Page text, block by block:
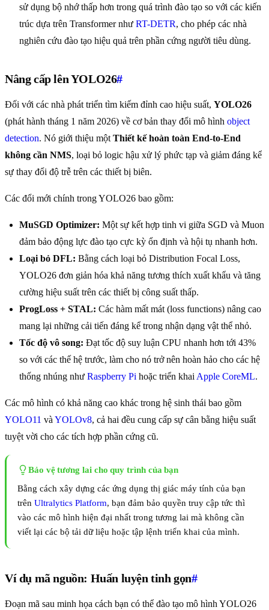
sử dụng bộ nhớ thấp hơn trong quá trình đào tạo so với các kiến
trúc dựa trên Transformer như RT-DETR, cho phép các nhà
nghiên cứu đào tạo hiệu quả trên phần cứng người tiêu dùng.
Nâng cấp lên YOLO26#
Đối với các nhà phát triển tìm kiếm đỉnh cao hiệu suất, YOLO26
(phát hành tháng 1 năm 2026) về cơ bản thay đổi mô hình object
detection. Nó giới thiệu một Thiết kế hoàn toàn End-to-End
không cần NMS, loại bỏ logic hậu xử lý phức tạp và giảm đáng kể
sự thay đổi độ trễ trên các thiết bị biên.
Các đổi mới chính trong YOLO26 bao gồm:
MuSGD Optimizer: Một sự kết hợp tinh vi giữa SGD và Muon
đảm bảo động lực đào tạo cực kỳ ổn định và hội tụ nhanh hơn.
Loại bỏ DFL: Bằng cách loại bỏ Distribution Focal Loss,
YOLO26 đơn giản hóa khả năng tương thích xuất khẩu và tăng
cường hiệu suất trên các thiết bị công suất thấp.
ProgLoss + STAL: Các hàm mất mát (loss functions) nâng cao
mang lại những cải tiến đáng kể trong nhận dạng vật thể nhỏ.
Tốc độ vô song: Đạt tốc độ suy luận CPU nhanh hơn tới 43%
so với các thế hệ trước, làm cho nó trở nên hoàn hảo cho các hệ
thống nhúng như Raspberry Pi hoặc triển khai Apple CoreML.
Các mô hình có khả năng cao khác trong hệ sinh thái bao gồm
YOLO11 và YOLOv8, cả hai đều cung cấp sự cân bằng hiệu suất
tuyệt vời cho các tích hợp phần cứng cũ.
Bảo vệ tương lai cho quy trình của bạn
Bằng cách xây dựng các ứng dụng thị giác máy tính của bạn
trên Ultralytics Platform, bạn đảm bảo quyền truy cập tức thì
vào các mô hình hiện đại nhất trong tương lai mà không cần
viết lại các bộ tải dữ liệu hoặc tập lệnh triển khai của mình.
Ví dụ mã nguồn: Huấn luyện tinh gọn#
Đoạn mã sau minh họa cách bạn có thể đào tạo mô hình YOLO26